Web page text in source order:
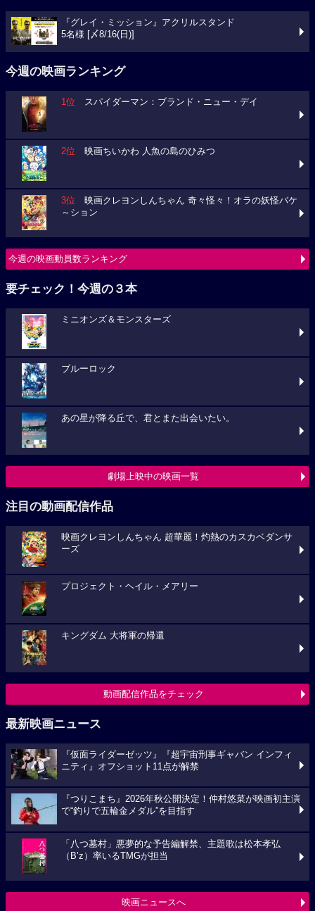
『グレイ・ミッション』アクリルスタンド
5名様 [〆8/16(日)]
今週の映画ランキング
1位 スパイダーマン：ブランド・ニュー・デイ
2位 映画ちいかわ 人魚の島のひみつ
3位 映画クレヨンしんちゃん 奇々怪々！オラの妖怪バケ
～ション
今週の映画動員数ランキング
要チェック！今週の３本
ミニオンズ＆モンスターズ
ブルーロック
あの星が降る丘で、君とまた出会いたい。
劇場上映中の映画一覧
注目の動画配信作品
映画クレヨンしんちゃん 超華麗！灼熱のカスカベダンサ
ーズ
プロジェクト・ヘイル・メアリー
キングダム 大将軍の帰還
動画配信作品をチェック
最新映画ニュース
『仮面ライダーゼッツ』『超宇宙刑事ギャバン インフィ
ニティ』オフショット11点が解禁
『つりこまち』2026年秋公開決定！仲村悠菜が映画初主演
で“釣りで五輪金メダル”を目指す
「八つ墓村」悪夢的な予告編解禁、主題歌は松本孝弘
（B’z）率いるTMGが担当
映画ニュースへ